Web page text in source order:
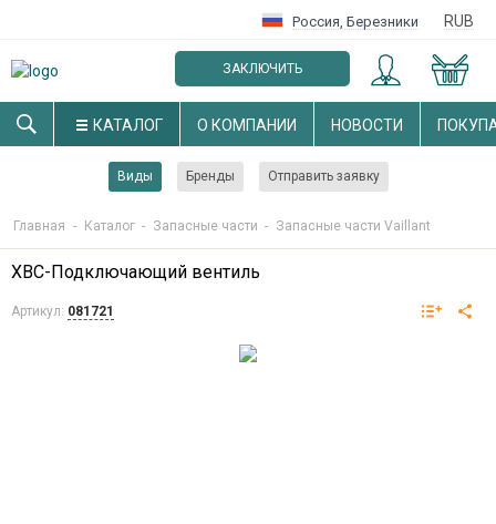
Россия, Березники RUB
ЗАКЛЮЧИТЬ
ОПТОВЫЙ ДОГОВОР
КАТАЛОГ О КОМПАНИИ НОВОСТИ
Виды Бренды Отправить заявку
Главная - Каталог - Запасные части - Запасные части Vaillant
ХВС-Подключающий вентиль
Артикул: 081721